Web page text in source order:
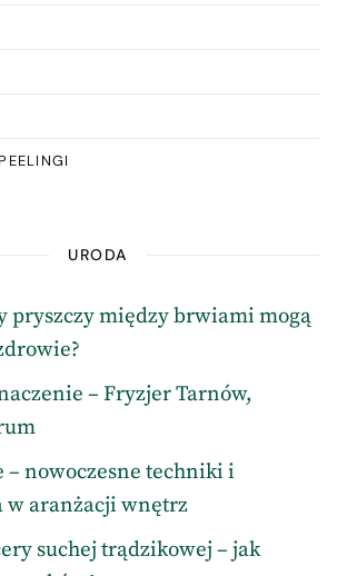
URODA
pryszczy między brwiami mogą
– Fryzjer Tarnów,
– nowoczesne techniki i
w aranżacji wnętrz
suchej trądzikowej – jak